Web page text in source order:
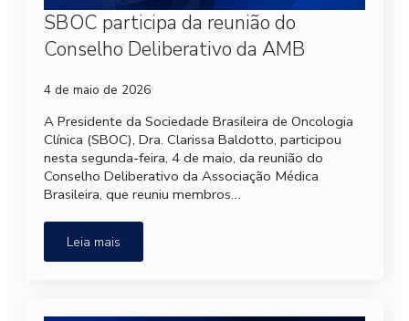
SBOC participa da reunião do
Conselho Deliberativo da AMB
4 de maio de 2026
A Presidente da Sociedade Brasileira de Oncologia
Clínica (SBOC), Dra. Clarissa Baldotto, participou
nesta segunda-feira, 4 de maio, da reunião do
Conselho Deliberativo da Associação Médica
Brasileira, que reuniu membros…
Leia mais